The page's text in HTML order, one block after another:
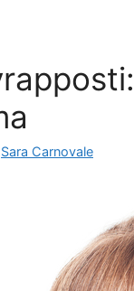
Sara Carnovale